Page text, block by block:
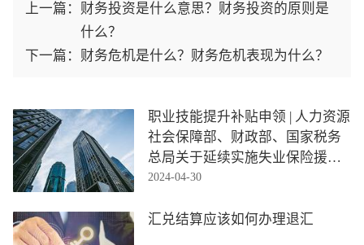
上一篇： 财务投资是什么意思？财务投资的原则是
什么？
下一篇： 财务危机是什么？财务危机表现为什么？
职业技能提升补贴申领 | 人力资源
社会保障部、财政部、国家税务
总局关于延续实施失业保险援企
稳岗政策的通知！
2024-04-30
汇兑结算应该如何办理退汇